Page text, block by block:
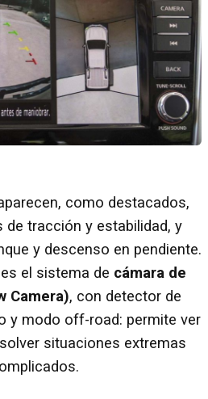
como destacados,
tracción y estabilidad, y
y descenso en pendiente.
el sistema de cámara de
Camera), con detector de
y modo off-road: permite ver
situaciones extremas